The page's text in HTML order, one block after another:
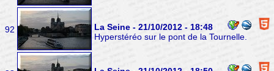
92
La Seine - 21/10/2012 - 18:48
Hyperstéréo sur le pont de la Tournelle.